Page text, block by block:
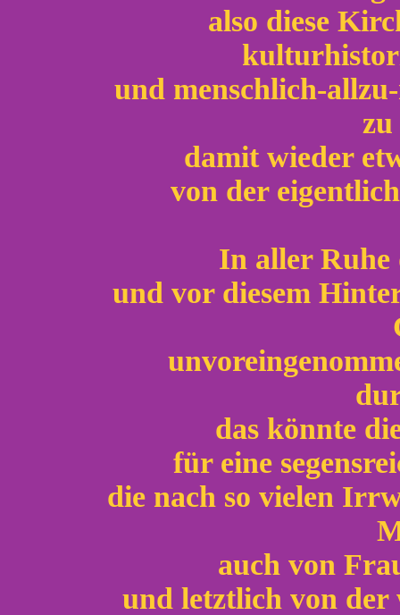
also diese
und menschlich-
damit wieder
von der
In aller Ruhe
und vor diesem
das könnte
für eine
die nach so vielen
auch von
und letztlich von der